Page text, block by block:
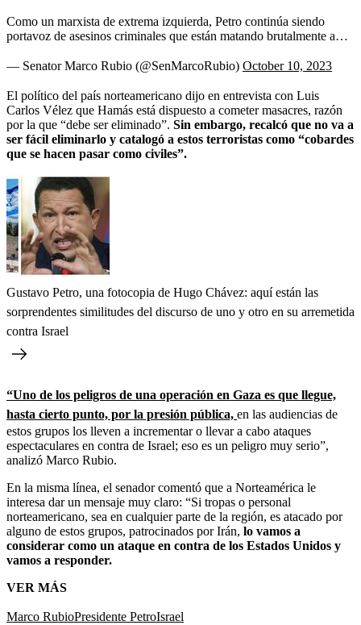
Como un marxista de extrema izquierda, Petro continúa siendo
portavoz de asesinos criminales que están matando brutalmente a…
— Senator Marco Rubio (@SenMarcoRubio) October 10, 2023
El político del país norteamericano dijo en entrevista con Luis
Carlos Vélez que Hamás está dispuesto a cometer masacres, razón
por la que “debe ser eliminado”. Sin embargo, recalcó que no va a
ser fácil eliminarlo y catalogó a estos terroristas como “cobardes
que se hacen pasar como civiles”.
Gustavo Petro, una fotocopia de Hugo Chávez: aquí están las
sorprendentes similitudes del discurso de uno y otro en su arremetida
contra Israel
“Uno de los peligros de una operación en Gaza es que llegue,
hasta cierto punto, por la presión pública, en las audiencias de
estos grupos los lleven a incrementar o llevar a cabo ataques
espectaculares en contra de Israel; eso es un peligro muy serio”,
analizó Marco Rubio.
En la misma línea, el senador comentó que a Norteamérica le
interesa dar un mensaje muy claro: “Si tropas o personal
norteamericano, sea en cualquier parte de la región, es atacado por
alguno de estos grupos, patrocinados por Irán, lo vamos a
considerar como un ataque en contra de los Estados Unidos y
vamos a responder.
VER MÁS
Marco RubioPresidente PetroIsrael